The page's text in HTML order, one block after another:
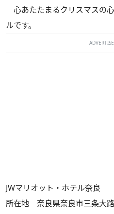
心あたたまるクリスマスの
ルです。
JWマリオット・ホテル奈良
所在地 奈良県奈良市三条大